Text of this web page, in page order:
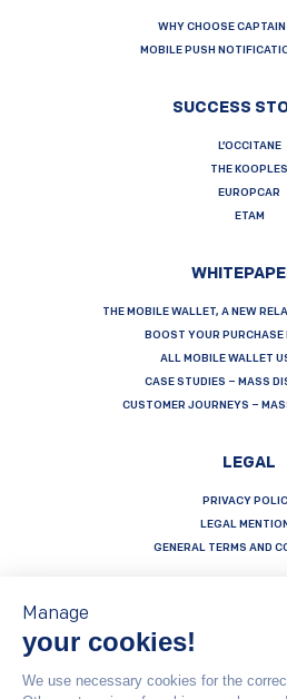
WHY CHOOSE
MOBILE PUSH
SUCCESS
L’OCCITANE
THE KOOPLES
EUROPCAR
ETAM
THE MOBILE WALLET, A NEW
BOOST YOUR PURCHASE
ALL MOBILE WALLET
CASE STUDIES – MASS
CUSTOMER JOURNEYS –
LEGAL
PRIVACY
LEGAL
GENERAL TERMS AND
Manage
your cookies!
We use necessary cookies for the